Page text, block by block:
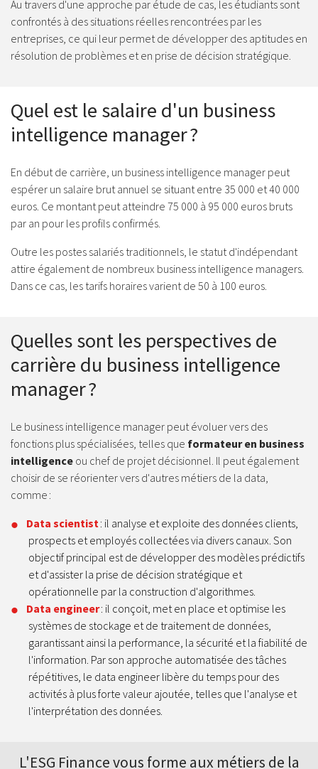
Au travers d'une approche par étude de cas, les étudiants sont
confrontés à des situations réelles rencontrées par les
entreprises, ce qui leur permet de développer des aptitudes en
résolution de problèmes et en prise de décision stratégique.
Quel est le salaire d'un business
intelligence manager ?
En début de carrière, un business intelligence manager peut
espérer un salaire brut annuel se situant entre 35 000 et 40 000
euros. Ce montant peut atteindre 75 000 à 95 000 euros bruts
par an pour les profils confirmés.
Outre les postes salariés traditionnels, le statut d'indépendant
attire également de nombreux business intelligence managers.
Dans ce cas, les tarifs horaires varient de 50 à 100 euros.
Quelles sont les perspectives de
carrière du business intelligence
manager ?
Le business intelligence manager peut évoluer vers des
fonctions plus spécialisées, telles que formateur en business
intelligence ou chef de projet décisionnel. Il peut également
choisir de se réorienter vers d'autres métiers de la data,
comme :
Data scientist : il analyse et exploite des données clients,
prospects et employés collectées via divers canaux. Son
objectif principal est de développer des modèles prédictifs
et d'assister la prise de décision stratégique et
opérationnelle par la construction d'algorithmes.
Data engineer: il conçoit, met en place et optimise les
systèmes de stockage et de traitement de données,
garantissant ainsi la performance, la sécurité et la fiabilité de
l'information. Par son approche automatisée des tâches
répétitives, le data engineer libère du temps pour des
activités à plus forte valeur ajoutée, telles que l'analyse et
l'interprétation des données.
L'ESG Finance vous forme aux métiers de la